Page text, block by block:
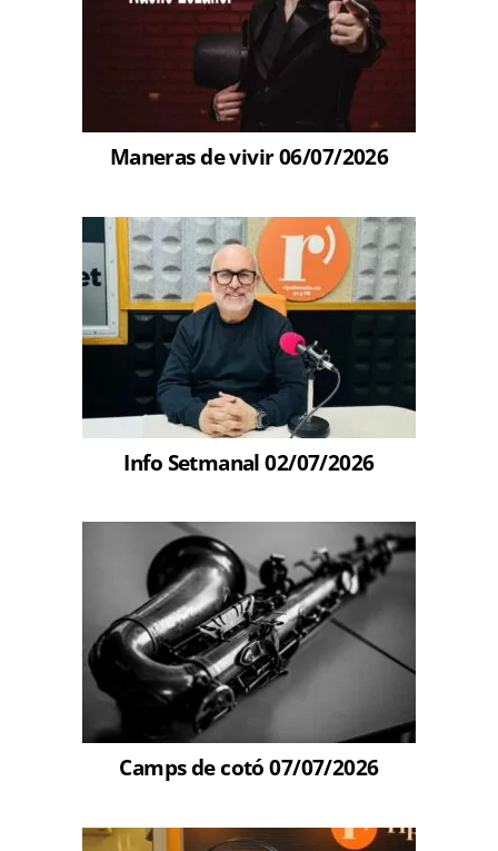
Maneras de vivir 06/07/2026
Info Setmanal 02/07/2026
Camps de cotó 07/07/2026